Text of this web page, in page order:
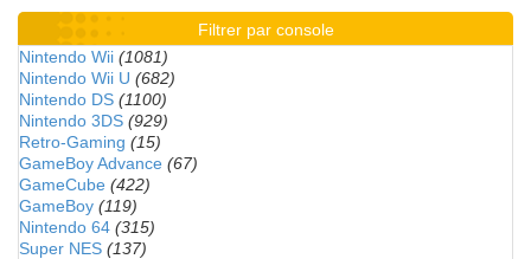
Filtrer par console
Nintendo Wii (1081)
Nintendo Wii U (682)
Nintendo DS (1100)
Nintendo 3DS (929)
Retro-Gaming (15)
GameBoy Advance (67)
GameCube (422)
GameBoy (119)
Nintendo 64 (315)
Super NES (137)